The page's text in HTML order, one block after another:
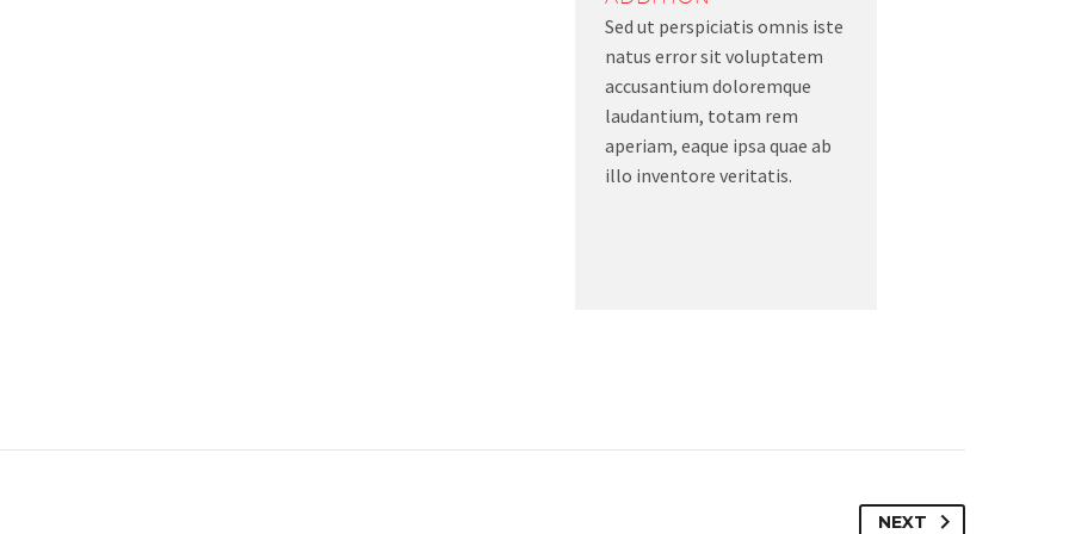
Sed ut perspiciatis omnis iste
natus error sit voluptatem
accusantium doloremque
laudantium, totam rem
aperiam, eaque ipsa quae ab
illo inventore veritatis.
NEXT